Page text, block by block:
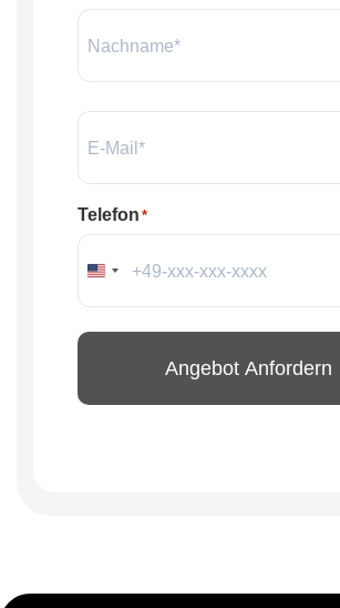
E-
Telefon *
Vereinigte Staaten von